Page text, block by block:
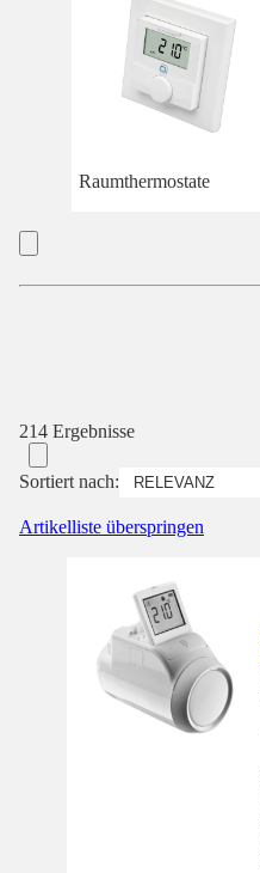
Raumthermostate
214 Ergebnisse
Sortiert nach:
Artikelliste überspringen